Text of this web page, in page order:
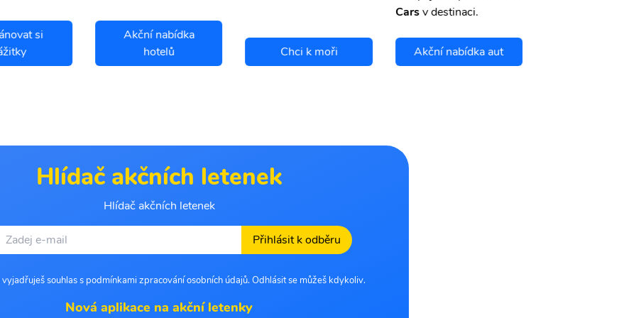
si
Akční nabídka
hotelů
Chci k moři
Carsv destinaci.
Akční nabídka aut
Hlídač akčních letenek
Hlídač akčních letenek
Přihlásit k odběru
vyjadřuješ souhlas s podmínkami zpracování osobních údajů. Odhlásit se můžeš kdykoliv.
Nová aplikace na akční letenky